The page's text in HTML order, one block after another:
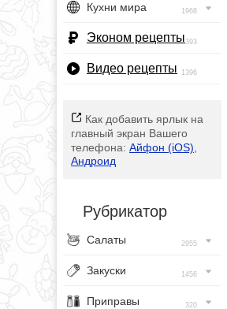
Кухни мира 1968
Эконом рецепты393
Видео рецепты 1396
Как добавить ярлык на
главный экран Вашего
телефона: Айфон (iOS)
Андроид
Рубрикатор
Салаты 2955
Закуски 1456
Приправы 320